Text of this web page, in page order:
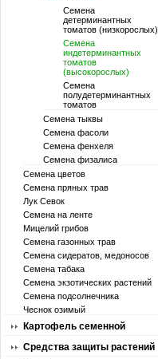
Семена
детерминантных
томатов (низкорослых)
Семена
индетерминантных
томатов
(высокорослых)
Семена
полудетерминантных
томатов
Семена тыквы
Семена фасоли
Семена фенхеля
Семена физалиса
Семена цветов
Семена пряных трав
Лук Севок
Семена на ленте
Мицелий грибов
Семена газонных трав
Семена сидератов, медоносов
Семена табака
Семена экзотических растений
Семена подсолнечника
Чеснок озимый
Картофель семенной
Средства защиты растений